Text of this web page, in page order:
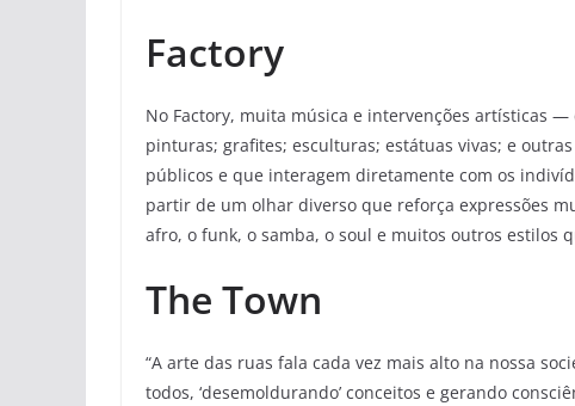
Factory
No Factory, muita música e intervenções artísticas
pinturas; grafites; esculturas; estátuas vivas; e
públicos e que interagem diretamente com os
partir de um olhar diverso que reforça expressões
afro, o funk, o samba, o soul e muitos outros estilos
The Town
“A arte das ruas fala cada vez mais alto na nossa
todos, ‘desemoldurando’ conceitos e gerando